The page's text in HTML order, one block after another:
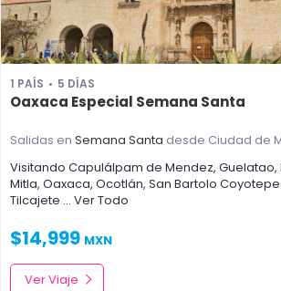
1 PAÍS 5 DÍAS
Oaxaca Especial Semana Santa
Salidas en Semana Santa desde Ciudad de
Visitando Capulálpam de Mendez, Guelatao,
Mitla, Oaxaca, Ocotlán, San Bartolo
Tilcajete ... Ver Todo
$14,999 MXN
Ver Viaje